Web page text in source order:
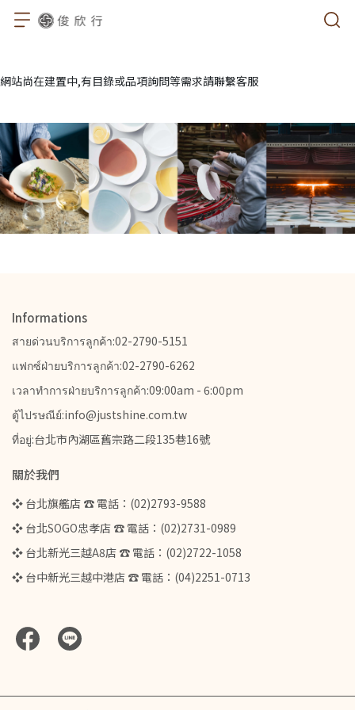
網站尚在建置中,有目錄或品項詢問等需求請聯繫客服
Informations
สายด่วนบริการลูกค้า:02-2790-5151
แฟกซ์ฝ่ายบริการลูกค้า:02-2790-6262
เวลาทำการฝ่ายบริการลูกค้า:09:00am - 6:00pm
ตู้ไปรษณีย์:info@justshine.com.tw
ที่อยู่:台北市內湖區舊宗路二段135巷16號
關於我們
❖ 台北旗艦店 ☎ 電話：(02)2793-9588
❖ 台北SOGO忠孝店 ☎ 電話：(02)2731-0989
❖ 台北新光三越A8店 ☎ 電話：(02)2722-1058
❖ 台中新光三越中港店 ☎ 電話：(04)2251-0713